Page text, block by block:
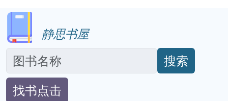
静思书屋
搜索
找书点击